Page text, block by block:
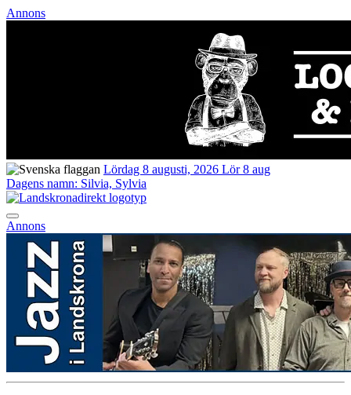
Annons
Lördag 8 augusti, 2026 Lör 8 aug
Dagens namn: Silvia, Sylvia
Annons